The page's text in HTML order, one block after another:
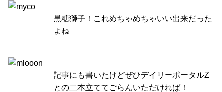
黒糖獅子！これめちゃめちゃいい出来だった
よね
記事にも書いたけどぜひデイリーポータルZ
との二本立ててごらんいただければ！